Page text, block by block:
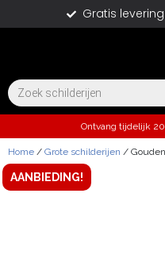
Gratis
Ontvang tijdelijk
Home / Grote schilderijen /
AANBIEDING!